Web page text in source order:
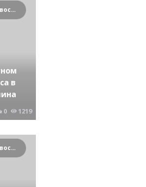
Криминальные новости Новосибирска и Сибирского региона
в
0 1219
Криминальные новости Новосибирска и Сибирского региона